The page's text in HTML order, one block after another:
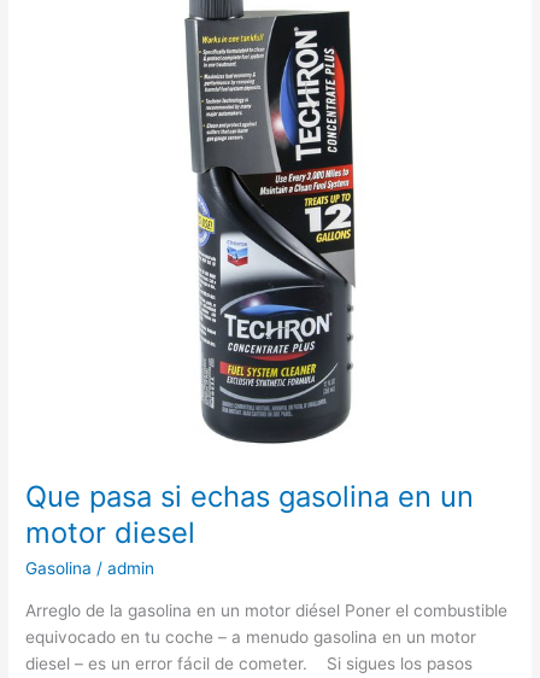
Que pasa si echas gasolina en un
motor diesel
Gasolina /admin
Arreglo de la gasolina en un motor diésel Poner el combustible
equivocado en tu coche – a menudo gasolina en un motor
diesel – es un error fácil de cometer. Si sigues los pasos